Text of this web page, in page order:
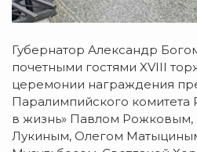
Губернатор Александр
почетными гостями XVIII
церемонии награждения
Паралимпийского
в жизнь» Павлом
Лукиным, Олегом